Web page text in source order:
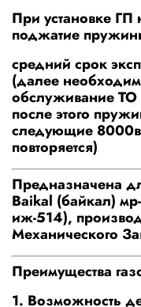
При установке
поджатие
средний срок
(далее
обслуживание ТО
после этого
следующие
повторяется)
Предназначена
Baikal (байкал)
иж-514),
Механического
Преимущества
1. Возможность